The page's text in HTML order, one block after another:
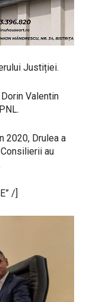
Justiției.
Valentin
2020, Drulea a
au
/]